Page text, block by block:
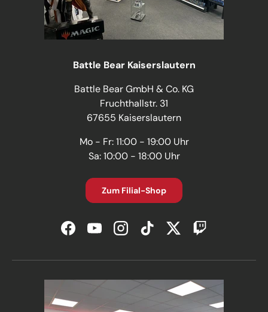
Battle Bear Kaiserslautern
Battle Bear GmbH & Co. KG
Fruchthallstr. 31
67655 Kaiserslautern
Mo - Fr: 11:00 - 19:00 Uhr
Sa: 10:00 - 18:00 Uhr
Zum Filial-Shop
FacebookYouTubeInstagramTikTokTwitterTwitch